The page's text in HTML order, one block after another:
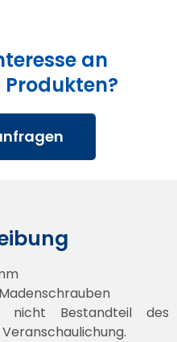
an
Bestandteil des